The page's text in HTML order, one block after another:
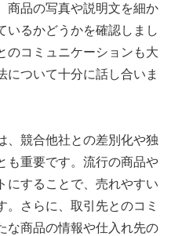
商品の写真や説明文を細か
いるかどうかを確認しまし
のコミュニケーションも大
について十分に話し合いま
、競合他社との差別化や独
も重要です。流行の商品や
にすることで、売れやすい
。さらに、取引先とのコミ
な商品の情報や仕入れ先の